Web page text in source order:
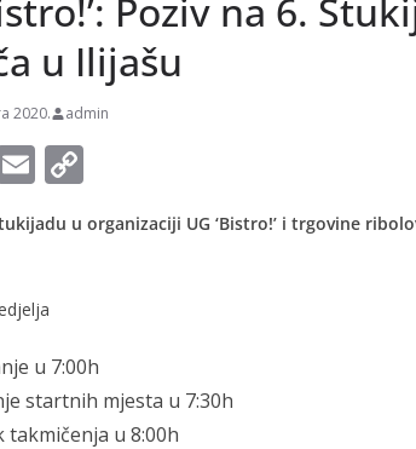
Poziv na 6.
u Ilijašu
2020. admin
E
m
ai p
n
k
u organizaciji UG ‘Bistro!’ i trgovine
u 7:00h
startnih mjesta u 7:30h
takmičenja u 8:00h